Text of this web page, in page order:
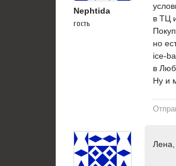
Nephtida
гость
в ТЦ
но
ice-
в
Ну и